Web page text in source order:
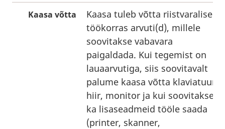
Kaasa võtta
Kaasa tuleb võtta riistvaraliselt
töökorras arvuti(d), millele
soovitakse vabavara
paigaldada. Kui tegemist on
lauaarvutiga, siis soovitavalt
palume kaasa võtta klaviatuur,
hiir, monitor ja kui soovitakse
ka lisaseadmeid tööle saada
(printer, skanner,